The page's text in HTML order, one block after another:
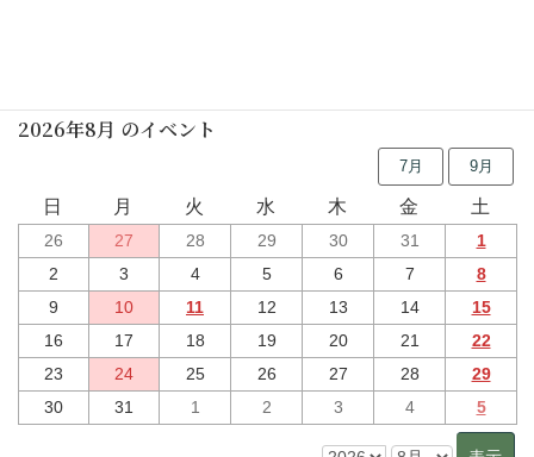
2026年8月 のイベント
7月 9月
日 月 火 水 木 金 土
26 27 28 29 30 31
1
2
3 4 5 6 7
8
9
10 11 12 13 14
15
16
17 18 19 20 21
22
23
24 25 26 27 28
29
30
31 1 2 3 4 5